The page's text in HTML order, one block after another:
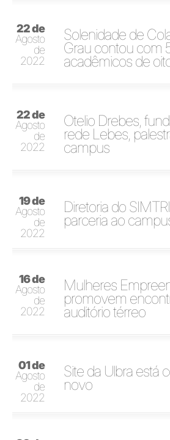
22 de
Agosto
de
2022
Solenidade de
Grau contou com
acadêmicos de
22 de
Agosto
de
2022
Otelio Drebes,
rede Lebes,
campus
19 de
Agosto
de
2022
Diretoria do
parceria ao
16 de
Agosto
de
2022
Mulheres
promovem
auditório térreo
01 de
Agosto
de
2022
Site da Ulbra está
novo